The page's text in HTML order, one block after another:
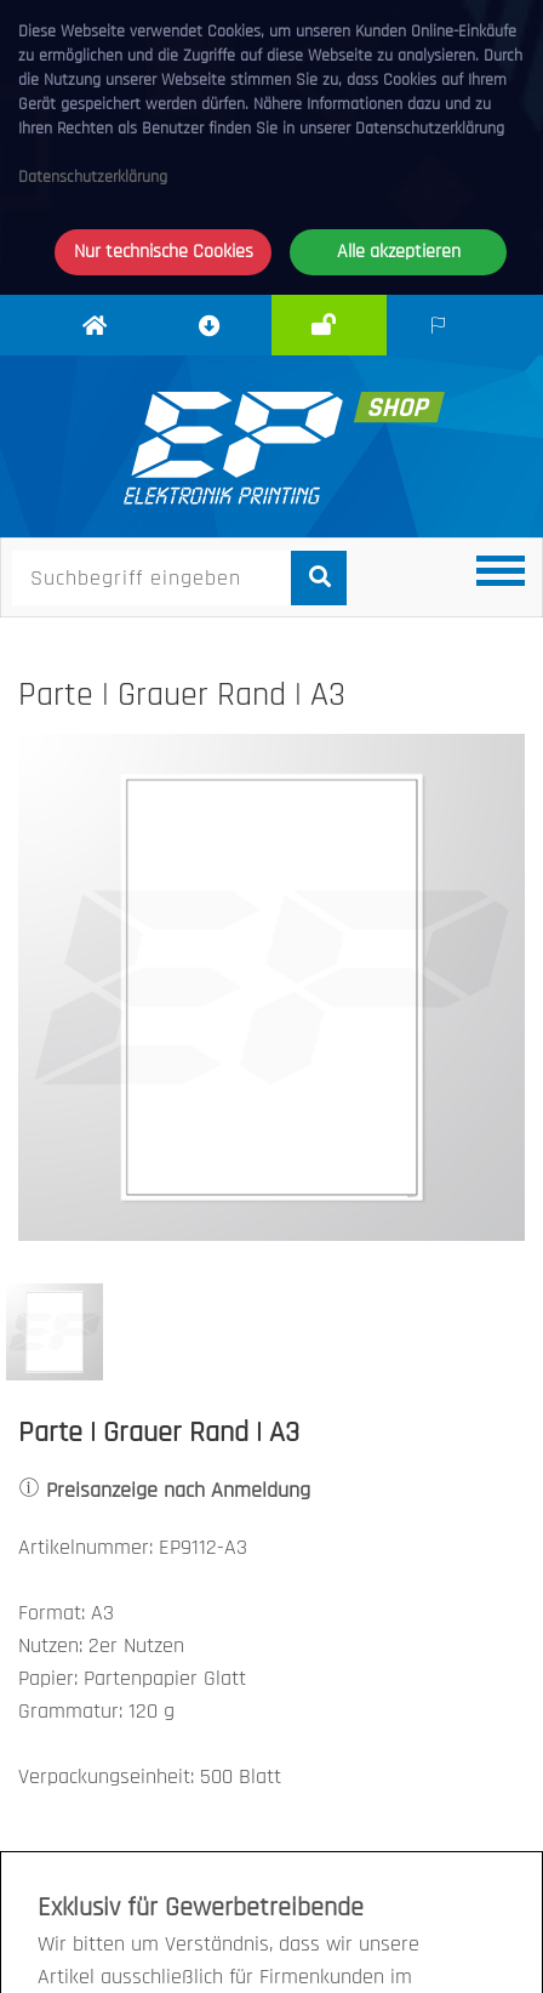
Diese Webseite verwendet Cookies, um unseren Kunden Online-Einkäufe
zu ermöglichen und die Zugriffe auf diese Webseite zu analysieren. Durch
die Nutzung unserer Webseite stimmen Sie zu, dass Cookies auf Ihrem
Gerät gespeichert werden dürfen. Nähere Informationen dazu und zu
Ihren Rechten als Benutzer finden Sie in unserer Datenschutzerklärung
Datenschutzerklärung
Nur technische Cookies Alle akzeptieren
Elektronik
Downloadcenter
Parte | Grauer Rand | A3
Parte | Grauer Rand | A3
Preisanzeige nach Anmeldung
Artikelnummer: EP9112-A3
Format: A3
Nutzen: 2er Nutzen
Papier: Partenpapier Glatt
Grammatur: 120 g
Verpackungseinheit: 500 Blatt
Exklusiv für Gewerbetreibende
Wir bitten um Verständnis, dass wir unsere
Artikel ausschließlich für Firmenkunden im